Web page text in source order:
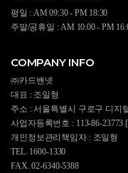
평일 : AM 09:30 - PM 18:30
주말/공휴일 : AM 10:00 - PM
COMPANY INFO
㈜카드밴넷
대표 : 조일형
주소 : 서울특별시 구로구 디지
사업자등록번호 : 113-86-23773
개인정보관리책임자 : 조일형
TEL. 1600-1330
FAX. 02-6340-5388